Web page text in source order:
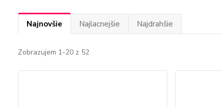
Najnovšie Najlacnejšie Najdrahšie
Zobrazujem 1-20 z 52